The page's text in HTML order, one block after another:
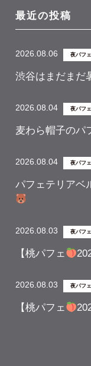
最近の投稿
2026.08.06 夜パフェ
渋谷はまだまだ
2026.08.04 夜パフェ
麦わら帽子のパ
2026.08.04 夜パフェ
パフェテリア
2026.08.03 夜パフェ
【桃パフェ
2026.08.03 夜パフェ
【桃パフェ